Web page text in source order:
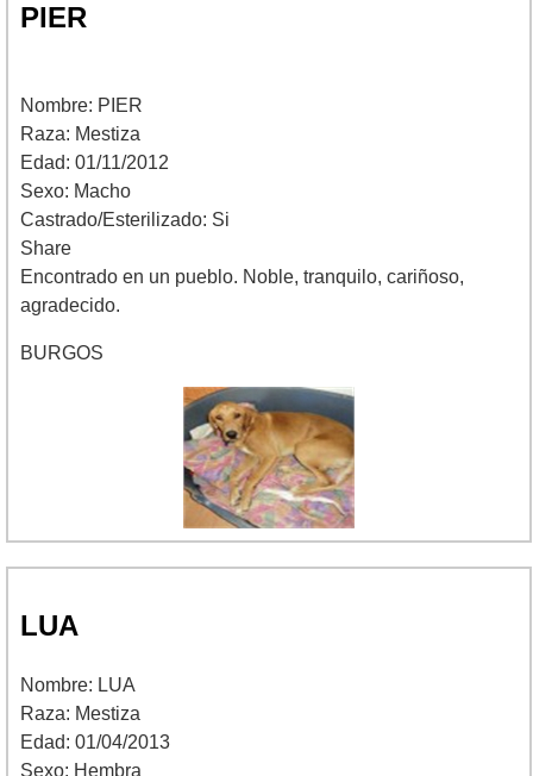
PIER
Nombre: PIER
Raza: Mestiza
Edad: 01/11/2012
Sexo: Macho
Castrado/Esterilizado: Si
Share
Encontrado en un pueblo. Noble, tranquilo, cariñoso,
agradecido.
BURGOS
LUA
Nombre: LUA
Raza: Mestiza
Edad: 01/04/2013
Sexo: Hembra